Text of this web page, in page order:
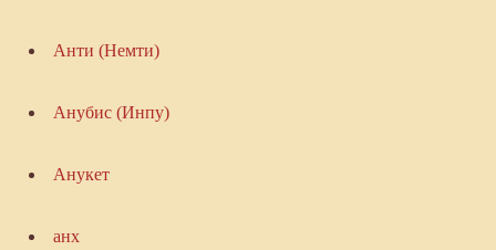
Анти (Немти)
Анубис (Инпу)
Анукет
анх